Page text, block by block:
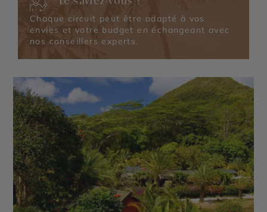
Chaque circuit peut être adapté à vos
envies et votre budget en échangeant avec
nos conseillers experts.